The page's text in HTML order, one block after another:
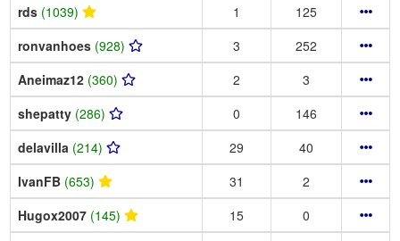
rds (1039) 1
125
ronvanhoes (928) 3
252
Aneimaz12 (360) 2
3
shepatty (286) 0
146
delavilla (214) 29
40
IvanFB (653) 31
2
Hugox2007 (145) 15
0